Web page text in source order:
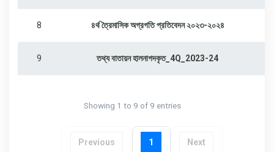
8 ৪র্থ ত্রৈমাসিক অগ্রগতি প্রতিবেদন ২০২৩-২০২৪
9 তথ্য বাতায়ন হালনাগদকৃত_4Q_2023-24
Showing 1 to 9 of 9 entries
Previous 1 Next